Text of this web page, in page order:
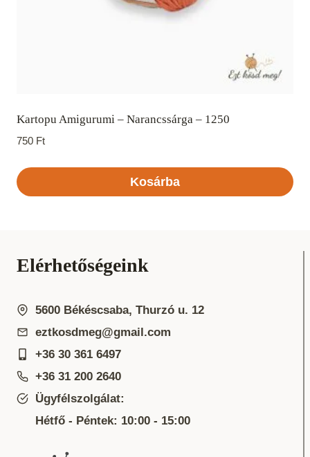
Kartopu Amigurumi – Narancssárga – 1250
750 Ft
Kosárba
Elérhetőségeink
5600 Békéscsaba, Thurzó u. 12
eztkosdmeg@gmail.com
+36 30 361 6497
+36 31 200 2640
Ügyfélszolgálat:
Hétfő - Péntek: 10:00 - 15:00